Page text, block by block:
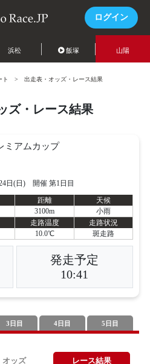
ログイン
浜松 飯塚 山陽
ト 出走表・オッズ・レース結果
ズ・レース結果
ミアムカップ
日(日) 開催 第1日目
距離
天候
3100m
小雨
走路温度
走路状況
10.0℃ 斑走路
発走予定
10:41
3日目 4日目 5日目
オッズ レース結果